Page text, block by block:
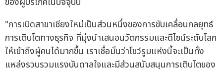
"การเปิดสาขาเชียงใหม่เป็นส่วนหนึ่งของการขับเคลื่อนกลยุทธ์
การเติบโตทางธุรกิจ ที่มุ่งนำเสนอนวัตกรรมและดีไซน์ระดับโลก
ให้เข้าถึงผู้คนได้มากขึ้น เราเชื่อมั่นว่าโชว์รูมแห่งนี้จะเป็นทั้ง
แหล่งรวบรวมแรงบันดาลใจและมีส่วนสนับสนุนการเติบโตของ